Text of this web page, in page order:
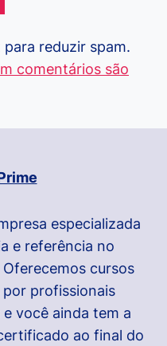
reduzir spam.
comentários são
especializada
e referência no
cursos
profissionais
você ainda tem a
ao final do